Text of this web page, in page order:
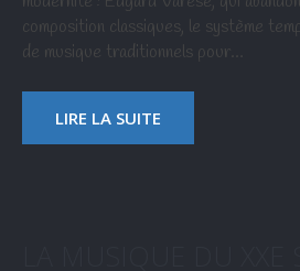
composition classiques, le système
de musique traditionnels pour…
LIRE LA SUITE